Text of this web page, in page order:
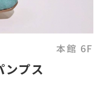
本館 6F
プス